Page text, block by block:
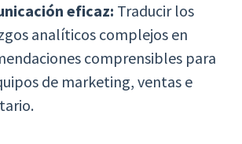
eficaz: Traducir los
analíticos complejos en
comprensibles para
de marketing, ventas e